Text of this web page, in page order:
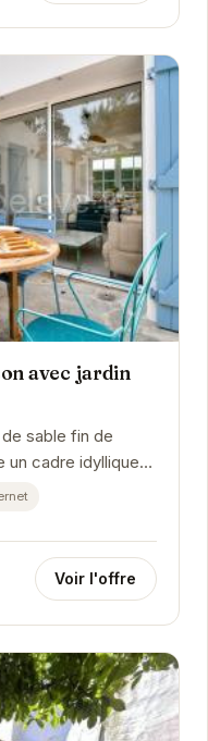
avec jardin
sable fin de
un cadre idyllique
Son jardin privatif...
Voir l'offre